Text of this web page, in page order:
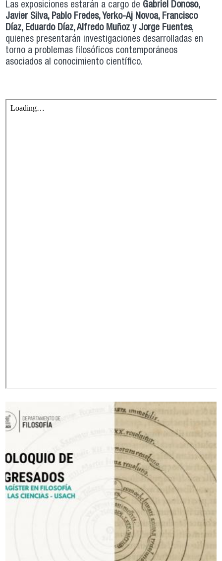
Las exposiciones estarán a cargo de Gabriel Donoso,
Javier Silva, Pablo Fredes, Yerko-Aj Novoa, Francisco
Díaz, Eduardo Díaz, Alfredo Muñoz y Jorge Fuentes,
quienes presentarán investigaciones desarrolladas en
torno a problemas filosóficos contemporáneos
asociados al conocimiento científico.